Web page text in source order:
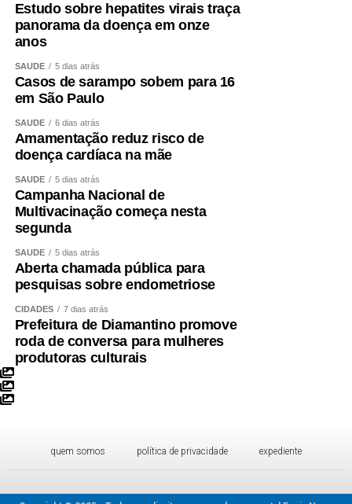
Estudo sobre hepatites virais traça
panorama da doença em onze
anos
SAÚDE 5 dias atrás
Casos de sarampo sobem para 16
em São Paulo
SAÚDE 6 dias atrás
Amamentação reduz risco de
doença cardíaca na mãe
SAÚDE 5 dias atrás
Campanha Nacional de
Multivacinação começa nesta
segunda
SAÚDE 5 dias atrás
Aberta chamada pública para
pesquisas sobre endometriose
CIDADES 7 dias atrás
Prefeitura de Diamantino promove
roda de conversa para mulheres
produtoras culturais
quem somos política de privacidade expediente